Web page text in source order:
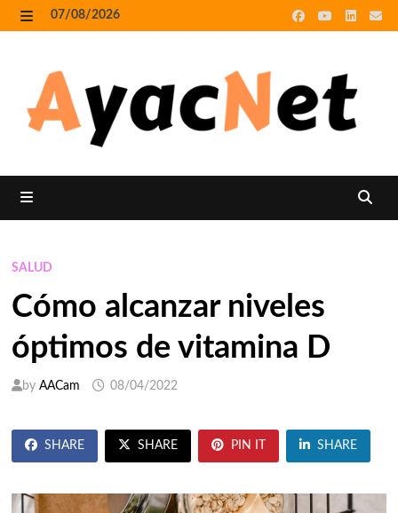
Skip
to
07/08/2026
SALUD
Cómo alcanzar niveles
óptimos de vitamina D
by AACam 08/04/2022
SHARE SHARE PIN IT SHARE